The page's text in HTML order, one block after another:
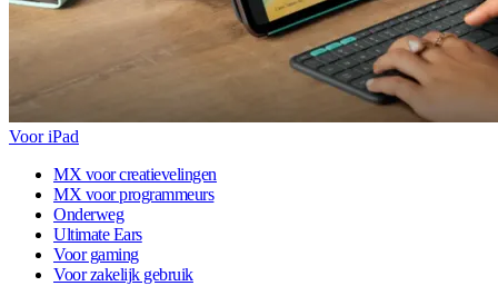
Voor iPad
MX voor creatievelingen
MX voor programmeurs
Onderweg
Ultimate Ears
Voor gaming
Voor zakelijk gebruik